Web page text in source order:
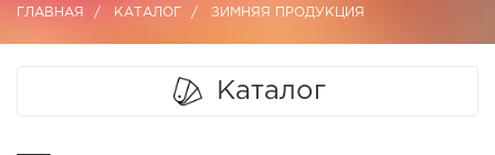
ГЛАВНАЯ КАТАЛОГ ЗИМНЯЯ ПРОДУКЦИЯ
Каталог